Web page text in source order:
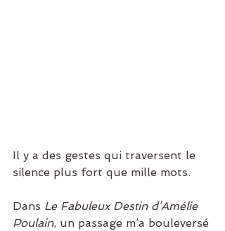
Il y a des gestes qui traversent le
silence plus fort que mille mots.
Dans Le Fabuleux Destin d’Amélie
Poulain, un passage m’a bouleversé